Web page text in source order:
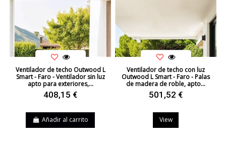
Ventilador de techo Outwood L
Smart - Faro - Ventilador sin luz
apto para exteriores,...
408,15 €
Añadir al carrito
Ventilador de techo con luz
Outwood L Smart - Faro - Palas
de madera de roble, apto...
501,52 €
View